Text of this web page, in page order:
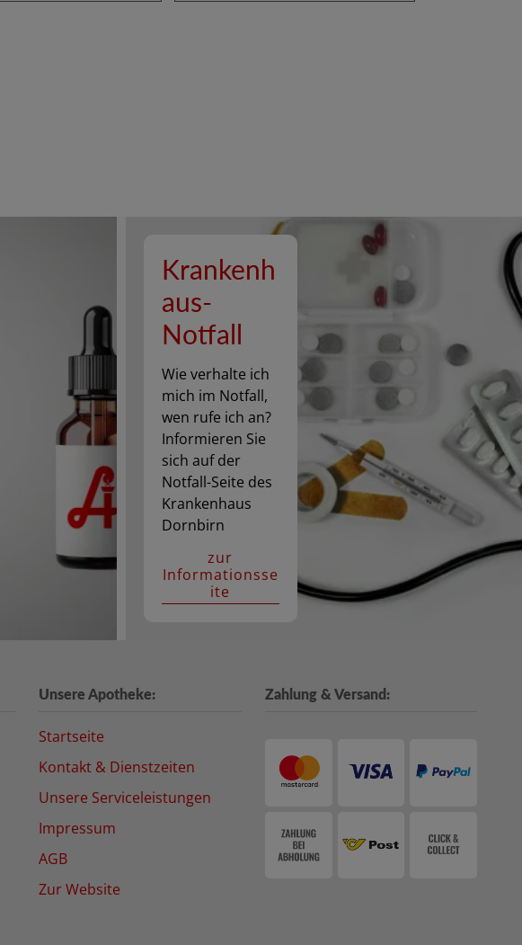
Krankenh
aus-
Notfall
Wie verhalte ich
mich im Notfall,
wen rufe ich an?
Informieren Sie
sich auf der
Notfall-Seite des
Krankenhaus
Dornbirn
zur
Informationsse
ite
Unsere Apotheke:
Startseite
Kontakt & Dienstzeiten
Unsere Serviceleistungen
Impressum
AGB
Zur Website
Zahlung & Versand: